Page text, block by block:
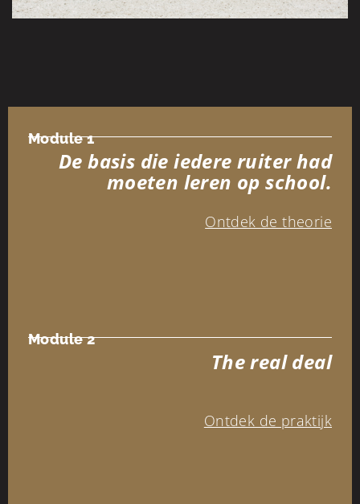
Module 1
De basis die iedere ruiter had
moeten leren op school.
Ontdek de theorie
Module 2
The real deal
Ontdek de praktijk